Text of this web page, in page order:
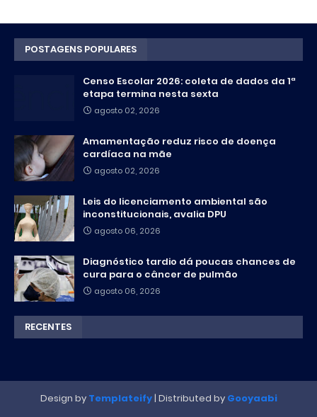
POSTAGENS POPULARES
Censo Escolar 2026: coleta de dados da 1ª
etapa termina nesta sexta
agosto 02, 2026
Amamentação reduz risco de doença
cardíaca na mãe
agosto 02, 2026
Leis do licenciamento ambiental são
inconstitucionais, avalia DPU
agosto 06, 2026
Diagnóstico tardio dá poucas chances de
cura para o câncer de pulmão
agosto 06, 2026
RECENTES
Design by Templateify| Distributed by Gooyaabi